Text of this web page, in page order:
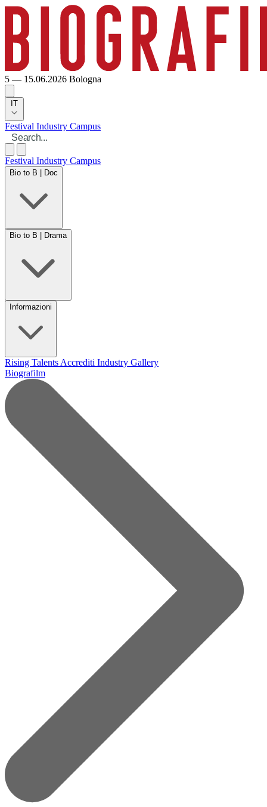
5 — 15.06.2026 Bologna
IT
Festival Industry Campus
Festival Industry Campus
Bio to B | Doc
Bio to B | Drama
Informazioni
Rising Talents Accrediti Industry Gallery
Biografilm